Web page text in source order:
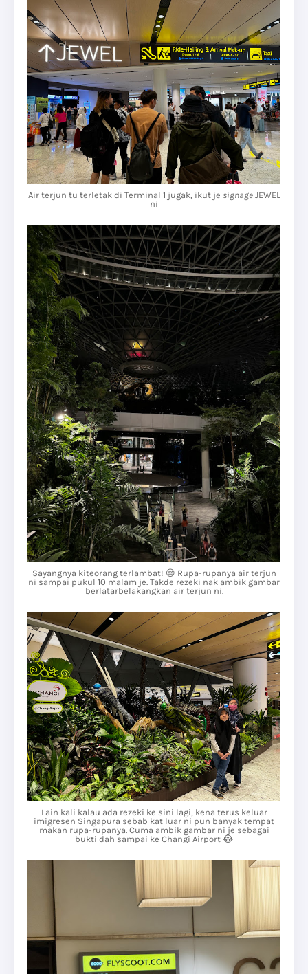
Air terjun tu terletak di Terminal 1 jugak, ikut je signageJEWEL
ni
Sayangnya kiteorang terlambat! 😔 Rupa-rupanya air terjun
ni sampai pukul 10 malam je. Takde rezeki nak ambik gambar
berlatarbelakangkan air terjun ni.
Lain kali kalau ada rezeki ke sini lagi, kena terus keluar
imigresen Singapura sebab kat luar ni pun banyak tempat
makan rupa-rupanya. Cuma ambik gambar ni je sebagai
bukti dah sampai ke Changi Airport 😂